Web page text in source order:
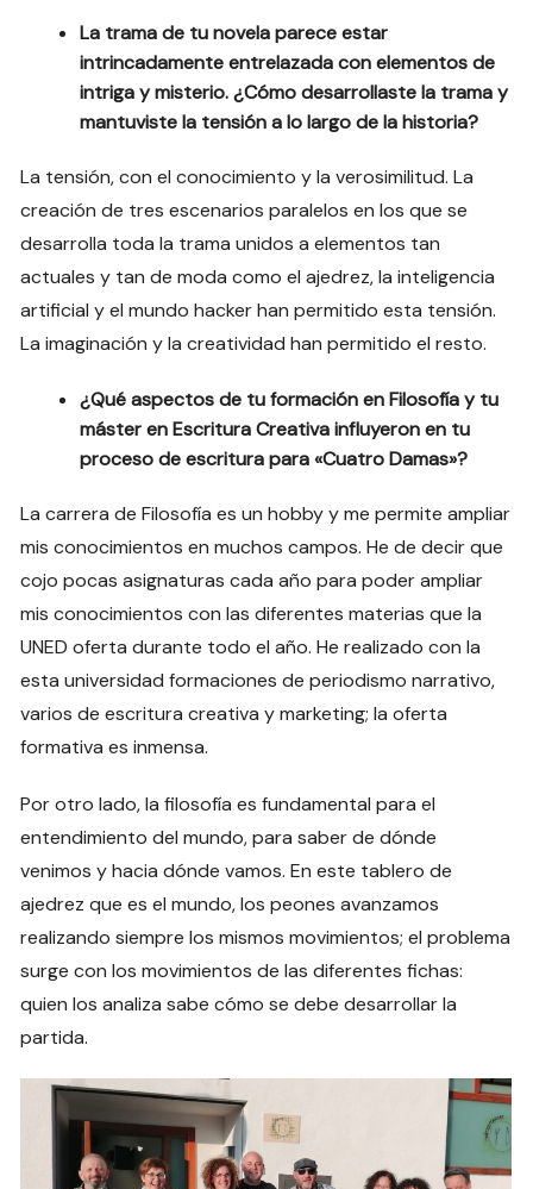
La trama de tu novela parece estar
intrincadamente entrelazada con elementos de
intriga y misterio. ¿Cómo desarrollaste la trama y
mantuviste la tensión a lo largo de la historia?
La tensión, con el conocimiento y la verosimilitud. La
creación de tres escenarios paralelos en los que se
desarrolla toda la trama unidos a elementos tan
actuales y tan de moda como el ajedrez, la inteligencia
artificial y el mundo hacker han permitido esta tensión.
La imaginación y la creatividad han permitido el resto.
¿Qué aspectos de tu formación en Filosofía y tu
máster en Escritura Creativa influyeron en tu
proceso de escritura para «Cuatro Damas»?
La carrera de Filosofía es un hobby y me permite ampliar
mis conocimientos en muchos campos. He de decir que
cojo pocas asignaturas cada año para poder ampliar
mis conocimientos con las diferentes materias que la
UNED oferta durante todo el año. He realizado con la
esta universidad formaciones de periodismo narrativo,
varios de escritura creativa y marketing; la oferta
formativa es inmensa.
Por otro lado, la filosofía es fundamental para el
entendimiento del mundo, para saber de dónde
venimos y hacia dónde vamos. En este tablero de
ajedrez que es el mundo, los peones avanzamos
realizando siempre los mismos movimientos; el problema
surge con los movimientos de las diferentes fichas:
quien los analiza sabe cómo se debe desarrollar la
partida.